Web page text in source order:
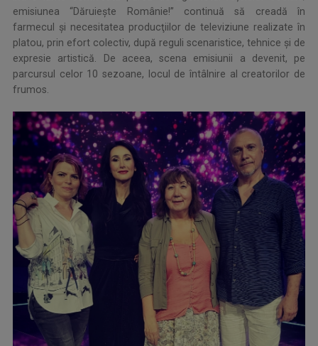
emisiunea “Dăruiește Românie!” continuă să creadă în
farmecul și necesitatea producţiilor de televiziune realizate în
platou, prin efort colectiv, după reguli scenaristice, tehnice și de
expresie artistică. De aceea, scena emisiunii a devenit, pe
parcursul celor 10 sezoane, locul de întâlnire al creatorilor de
frumos.